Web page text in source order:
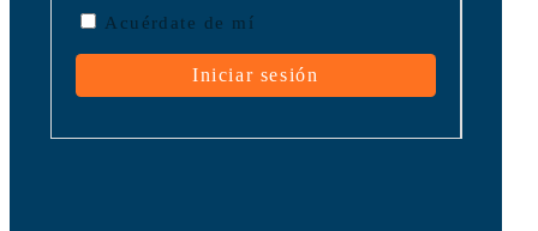
Acuérdate de mí